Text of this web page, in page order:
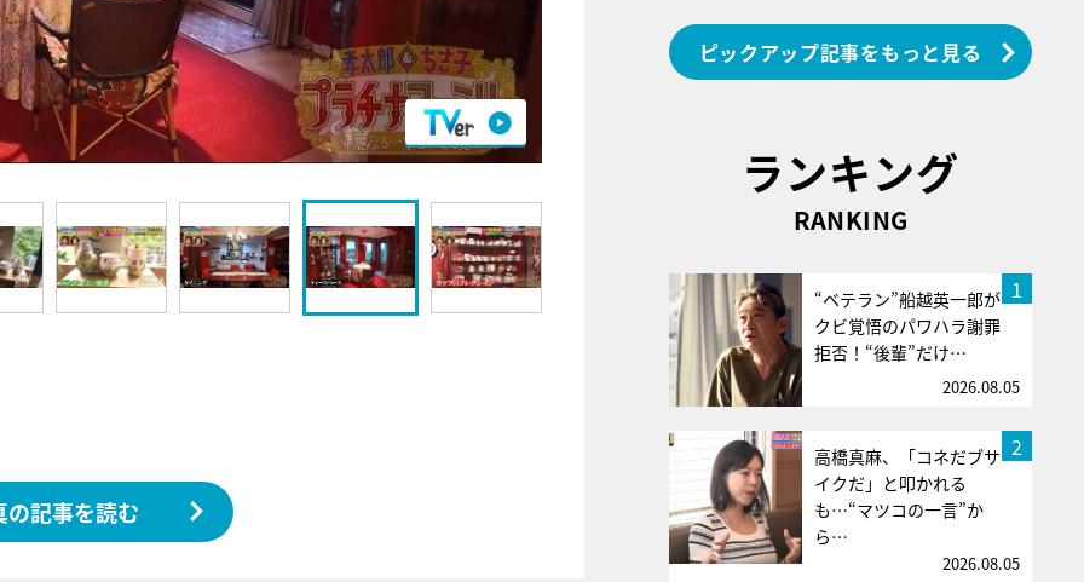
の記事を読む
ピックアップ記事をもっと見る
ランキング
RANKING
1
“ベテラン”船越英一郎が
クビ覚悟のパワハラ謝罪
拒否！“後輩”だけ…
2026.08.05
2
高橋真麻、「コネだブサ
イクだ」と叩かれる
も…“マツコの一言”か
ら…
2026.08.05